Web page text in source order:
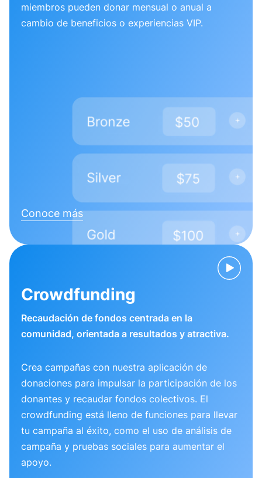
miembros pueden donar mensual o anual a
cambio de beneficios o experiencias VIP.
Conoce más
Crowdfunding
Recaudación de fondos centrada en la
comunidad, orientada a resultados y atractiva.
Crea campañas con nuestra aplicación de
donaciones para impulsar la participación de los
donantes y recaudar fondos colectivos. El
crowdfunding está lleno de funciones para llevar
tu campaña al éxito, como el uso de análisis de
campaña y pruebas sociales para aumentar el
apoyo.